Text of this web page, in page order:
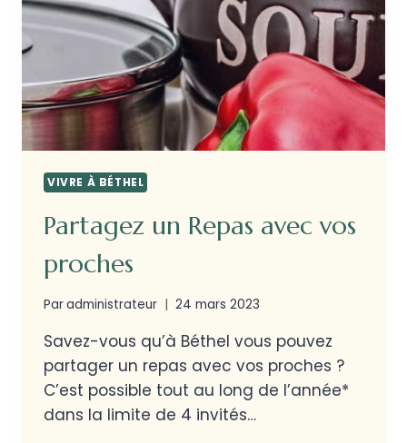
VIVRE À BÉTHEL
Partagez un Repas avec vos
proches
Paradministrateur 24 mars 2023
Savez-vous qu’à Béthel vous pouvez
partager un repas avec vos proches ?
C’est possible tout au long de l’année*
dans la limite de 4 invités…